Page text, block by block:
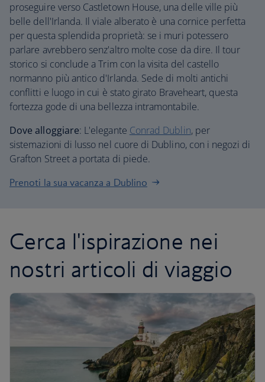
proseguire verso Castletown House, una delle ville più
belle dell'Irlanda. Il viale alberato è una cornice perfetta
per questa splendida proprietà: se i muri potessero
parlare avrebbero senz'altro molte cose da dire. Il tour
storico si conclude a Trim con la visita del castello
normanno più antico d'Irlanda. Sede di molti antichi
conflitti e luogo in cui è stato girato Braveheart, questa
fortezza gode di una bellezza intramontabile.
Dove alloggiare: L'elegante Conrad Dublin, per
sistemazioni di lusso nel cuore di Dublino, con i negozi di
Grafton Street a portata di piede.
Prenoti la sua vacanza a Dublino
Cerca l'ispirazione nei
nostri articoli di viaggio